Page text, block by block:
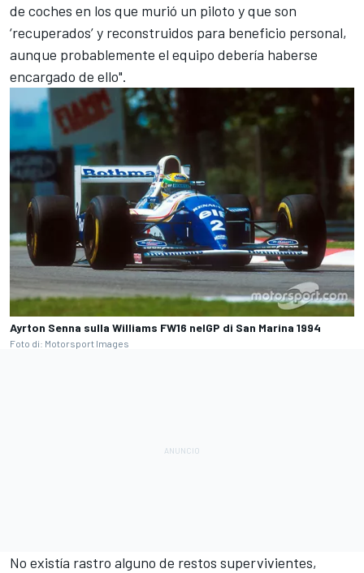
de coches en los que murió un piloto y que son
‘recuperados’ y reconstruidos para beneficio personal,
aunque probablemente el equipo debería haberse
encargado de ello".
Ayrton Senna sulla Williams FW16 nelGP di San Marina 1994
Foto di: Motorsport Images
No existía rastro alguno de restos supervivientes,